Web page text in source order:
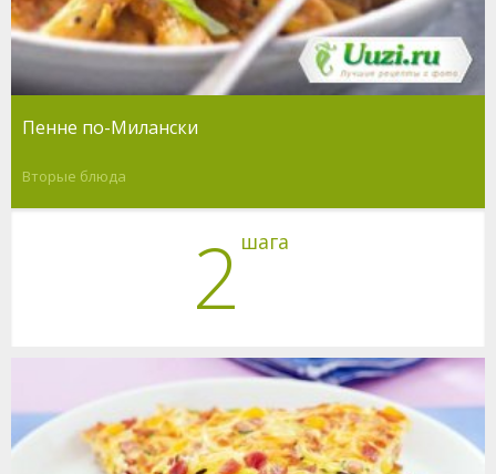
Пенне по-Милански
Вторые блюда
2 шага